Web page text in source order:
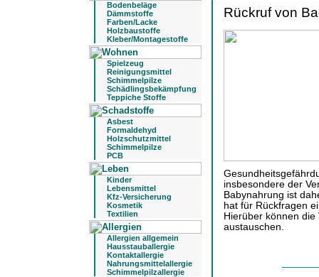
Bodenbeläge
Dämmstoffe
Farben/Lacke
Holzbaustoffe
Kleber/Montagestoffe
Spielzeug
Reinigungsmittel
Schimmelpilze
Schädlingsbekämpfung
Teppiche Stoffe
Asbest
Formaldehyd
Holzschutzmittel
Schimmelpilze
PCB
Kinder
Lebensmittel
Kfz-Versicherung
Kosmetik
Textilien
Allergien allgemein
Hausstauballergie
Kontaktallergie
Nahrungsmittelallergie
Schimmelpilzallergie
Rückruf von
insbesondere der
Babynahrung ist
hat für Rückfragen
Hierüber können
austauschen.